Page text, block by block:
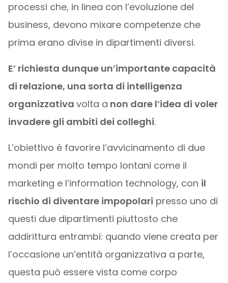
processi che, in linea con l’evoluzione del
business, devono mixare competenze che
prima erano divise in dipartimenti diversi.
E’ richiesta dunque un’importante capacità
di relazione, una sorta di intelligenza
organizzativa volta a non dare l’idea di voler
invadere gli ambiti dei colleghi.
L’obiettivo è favorire l’avvicinamento di due
mondi per molto tempo lontani come il
marketing e l’information technology, con il
rischio di diventare impopolari presso uno di
questi due dipartimenti piuttosto che
addirittura entrambi: quando viene creata per
l’occasione un’entità organizzativa a parte,
questa può essere vista come corpo